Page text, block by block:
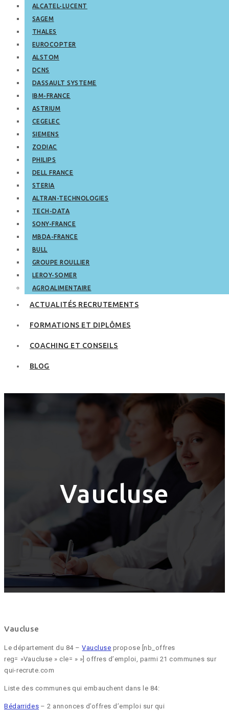
ALCATEL-LUCENT
SAGEM
THALES
EUROCOPTER
ALSTOM
DCNS
DASSAULT SYSTEME
IBM-FRANCE
ASTRIUM
CEGELEC
SIEMENS
ZODIAC
PHILIPS
DELL FRANCE
STERIA
ALTRAN-TECHNOLOGIES
TECH-DATA
SONY-FRANCE
MBDA-FRANCE
BULL
GROUPE ROULLIER
LEROY-SOMER
AGROALIMENTAIRE
ACTUALITÉS RECRUTEMENTS
FORMATIONS ET DIPLÔMES
COACHING ET CONSEILS
BLOG
Vaucluse
Vaucluse
Le département du 84 –Vaucluse propose [nb_offres
reg= »Vaucluse » cle= » »] offres d’emploi, parmi 21 communes sur
qui-recrute.com
Liste des communes qui embauchent dans le 84:
Bédarrides – 2 annonces d’offres d’emploi sur qui